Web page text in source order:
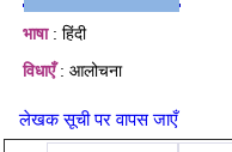
भाषा: हिंदी
विधाएँ: आलोचना
लेखक सूची पर वापस जाएँ